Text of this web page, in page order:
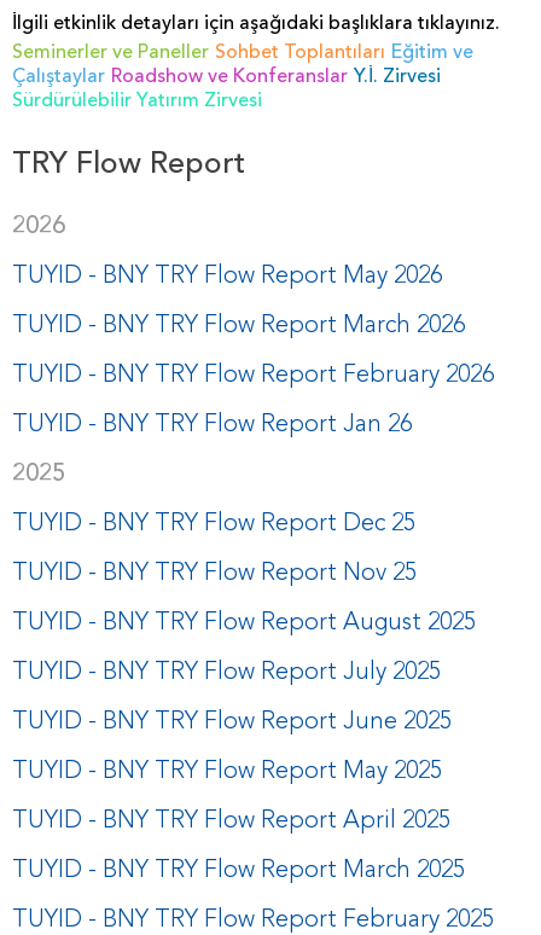
İlgili etkinlik detayları için aşağıdaki başlıklara tıklayınız.
Seminerler ve Paneller Sohbet Toplantıları Eğitim ve
Çalıştaylar Roadshow ve Konferanslar Y.İ. Zirvesi
Sürdürülebilir Yatırım Zirvesi
TRY Flow Report
2026
TUYID - BNY TRY Flow Report May 2026
TUYID - BNY TRY Flow Report March 2026
TUYID - BNY TRY Flow Report February 2026
TUYID - BNY TRY Flow Report Jan 26
2025
TUYID - BNY TRY Flow Report Dec 25
TUYID - BNY TRY Flow Report Nov 25
TUYID - BNY TRY Flow Report August 2025
TUYID - BNY TRY Flow Report July 2025
TUYID - BNY TRY Flow Report June 2025
TUYID - BNY TRY Flow Report May 2025
TUYID - BNY TRY Flow Report April 2025
TUYID - BNY TRY Flow Report March 2025
TUYID - BNY TRY Flow Report February 2025